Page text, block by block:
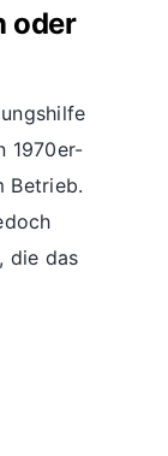
oder
1970er-
Betrieb.
die das